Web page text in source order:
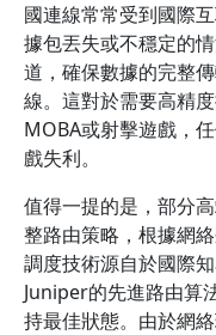
國連線常常受到國際
據包丟失或不穩定的
道，確保數據的完整
線。這對於需要高精
MOBA或射擊遊戲，
戲失利。
值得一提的是，部分
整路由策略，根據網
調度技術源自於國際
Juniper的先進路由算
持最佳狀態。由於網